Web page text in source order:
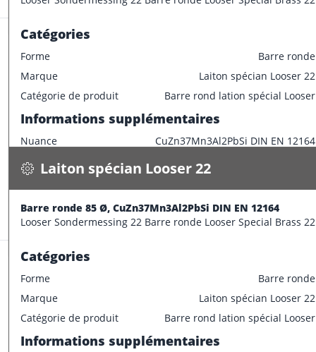
Catégories
Forme
Barre ronde
Marque
Laiton spécian Looser 22
Catégorie de produit
Barre rond lation spécial Looser
Informations supplémentaires
Nuance CuZn37Mn3Al2PbSi DIN EN 12164
Caractéristiques dimensionnelles
Informations supplémentaires
Laiton spécian Looser 22
50.000 kg / m
Spécifications
Laiton spécian Looser 22
Barre ronde 85 Ø, CuZn37Mn3Al2PbSi DIN EN 12164
Looser Sondermessing 22 Barre ronde Looser Special Brass 22
Catégories
Forme
Barre ronde
Marque
Laiton spécian Looser 22
Catégorie de produit
Barre rond lation spécial Looser
Informations supplémentaires
CONFECTIONNER
Stock: 0.0 m
Laiton spécian Looser 22
52.400 kg / m